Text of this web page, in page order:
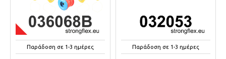
Παράδοση σε 1-3 ημέρες Παράδοση σε 1-3 ημέρες